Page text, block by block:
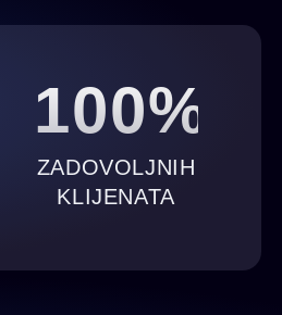
100%
ZADOVOLJNIH
KLIJENATA